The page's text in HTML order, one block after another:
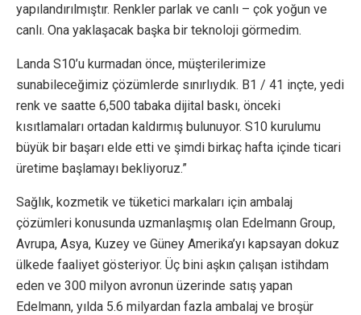
yapılandırılmıştır. Renkler parlak ve canlı – çok yoğun ve
canlı. Ona yaklaşacak başka bir teknoloji görmedim.
Landa S10’u kurmadan önce, müşterilerimize
sunabileceğimiz çözümlerde sınırlıydık. B1 / 41 inçte, yedi
renk ve saatte 6,500 tabaka dijital baskı, önceki
kısıtlamaları ortadan kaldırmış bulunuyor. S10 kurulumu
büyük bir başarı elde etti ve şimdi birkaç hafta içinde ticari
üretime başlamayı bekliyoruz.”
Sağlık, kozmetik ve tüketici markaları için ambalaj
çözümleri konusunda uzmanlaşmış olan Edelmann Group,
Avrupa, Asya, Kuzey ve Güney Amerika’yı kapsayan dokuz
ülkede faaliyet gösteriyor. Üç bini aşkın çalışan istihdam
eden ve 300 milyon avronun üzerinde satış yapan
Edelmann, yılda 5.6 milyardan fazla ambalaj ve broşür